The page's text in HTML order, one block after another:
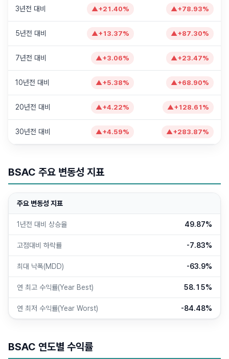
3년전 대비 ▲+21.40% ▲+78.93%
5년전 대비 ▲+ 13.37% ▲+87.30%
7년전 대비 ▲+3.06% ▲+23.47%
10년전 대비 ▲+5.38% ▲+68.90%
20년전 대비 ▲+4.22% ▲+ 128.61 %
30년전 대비 ▲+4.59% ▲+283.87%
BSAC 주요 변동성 지표
주요 변동성 지표
1년전 대비 상승율 49.87%
고점대비 하락률 -7.83%
최대 낙폭(MDD) -63.9%
연 최고 수익률(Year Best) 58.15%
연 최저 수익률(Year Worst) -84.48%
BSAC 연도별 수익률